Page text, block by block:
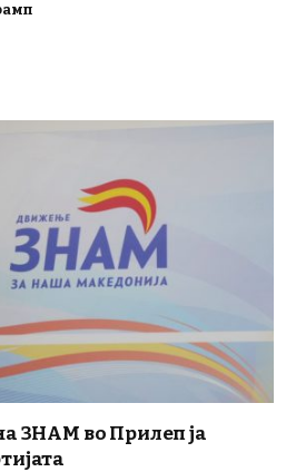
ЗНАМ во Прилеп ја